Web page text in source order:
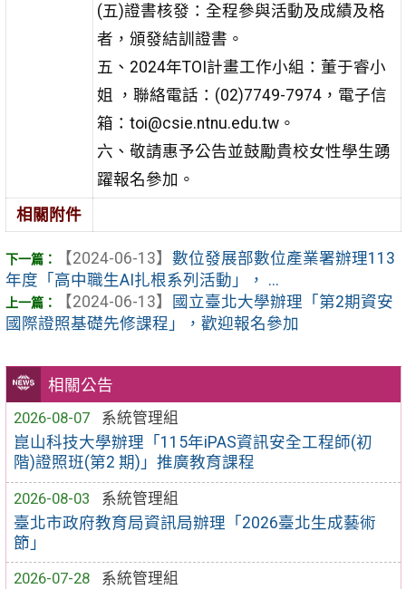
相關公告
2026-08-07
系統管理組
崑山科技大學辦理「115年iPAS資訊安全工程師(初
階)證照班(第2 期)」推廣教育課程
2026-08-03
系統管理組
臺北市政府教育局資訊局辦理「2026臺北生成藝術
節」
2026-07-28
系統管理組
(五)證書核發：全程參與活動及成績及格
者，頒發結訓證書。
五、2024年TOI計畫工作小組：董于睿小
姐 ，聯絡電話：(02)7749-7974，電子信
箱：toi@csie.ntnu.edu.tw。
六、敬請惠予公告並鼓勵貴校女性學生踴
躍報名參加。
相關附件
【2024-06-13】 數位發展部數位產業署辦理113
年度「高中職生AI扎根系列活動」， ...
【2024-06-13】
國立臺北大學辦理「第2期資安
國際證照基礎先修課程」，歡迎報名參加